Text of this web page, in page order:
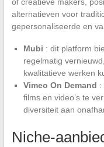
alternatieven voor
gepersonaliseerde en
Mubi : dit platform
regelmatig
kwalitatieve werken
Vimeo On Demand :
films en video’s te
diversiteit aan
Niche-